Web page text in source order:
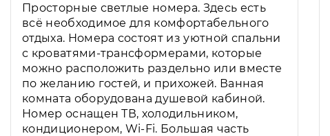
Просторные светлые номера. Здесь есть
всё необходимое для комфортабельного
отдыха. Номера состоят из уютной спальни
с кроватями-трансформерами, которые
можно расположить раздельно или вместе
по желанию гостей, и прихожей. Ванная
комната оборудована душевой кабиной.
Номер оснащен ТВ, холодильником,
кондиционером, Wi-Fi. Большая часть